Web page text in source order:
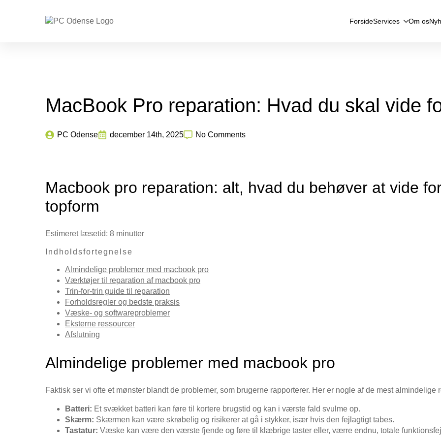
ForsideServices Om os
MacBook Pro reparation: Hvad du skal vide
PC Odense december 14th, 2025 No Comments
Macbook pro reparation: alt, hvad du behøver at vide
topform
Estimeret læsetid: 8 minutter
Indholdsfortegnelse
Almindelige problemer med macbook pro
Værktøjer til reparation af macbook pro
Trin-for-trin guide til reparation
Forholdsregler og bedste praksis
Væske- og softwareproblemer
Eksterne ressourcer
Afslutning
Almindelige problemer med macbook pro
Faktisk ser vi ofte et mønster blandt de problemer, som brugerne rapporterer. Her er nogle af de mest almindelige
Batteri: Et svækket batteri kan føre til kortere brugstid og kan i værste fald svulme op.
Skærm: Skærmen kan være skrøbelig og risikerer at gå i stykker, især hvis den fejlagtigt tabes.
Tastatur: Væske kan være den værste fjende og føre til klæbrige taster eller, værre endnu, totale